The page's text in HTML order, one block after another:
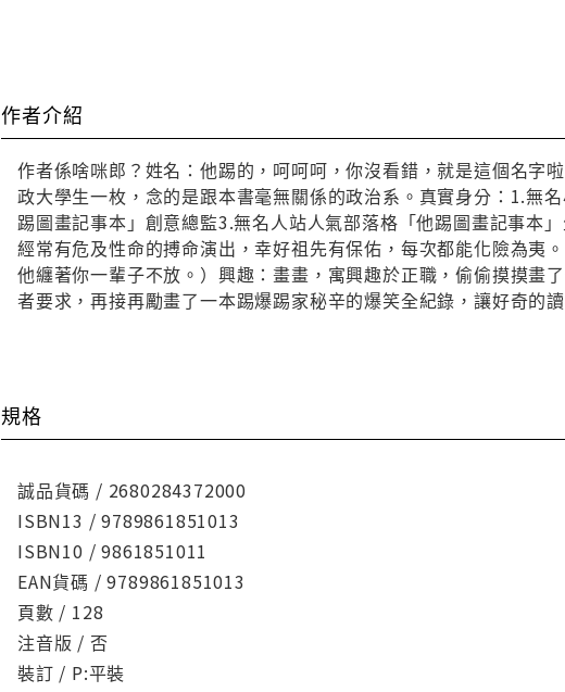
作者介紹
作者係啥咪郎？姓名：他踢的，呵呵呵，你沒看錯，就是這個名
政大學生一枚，念的是跟本書毫無關係的政治系。真實身分：1.無
踢圖畫記事本」創意總監3.無名人站人氣部落格「他踢圖畫記事本
經常有危及性命的搏命演出，幸好祖先有保佑，每次都能化險為夷
他纏著你一輩子不放。）興趣：畫畫，寓興趣於正職，偷偷摸摸畫
者要求，再接再勵畫了一本踢爆踢家秘辛的爆笑全紀錄，讓好奇
規格
誠品貨碼 / 2680284372000
ISBN13 / 9789861851013
ISBN10 / 9861851011
EAN貨碼 / 9789861851013
頁數 / 128
注音版 / 否
裝訂 / P:平裝